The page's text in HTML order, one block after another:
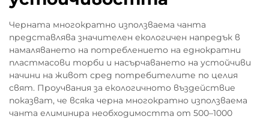
Черната многократно използваема чанта
представлява значителен екологичен напредък в
намаляването на потреблението на еднократни
пластмасови торби и насърчаването на устойчиви
начини на живот сред потребителите по целия
свят. Проучвания за екологичното въздействие
показват, че всяка черна многократно използваема
чанта елиминира необходимостта от 500–1000